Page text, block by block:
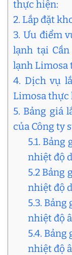
thực hiện:
2. Lắp đặt
3. Ưu điểm
lạnh tại
lạnh Limosa
4. Dịch vụ
Limosa thực
5. Bảng giá
của Công ty
5.1.
nhiệt độ
5.2 Bảng
nhiệt độ
5.3.
nhiệt độ
5.4.
nhiệt độ